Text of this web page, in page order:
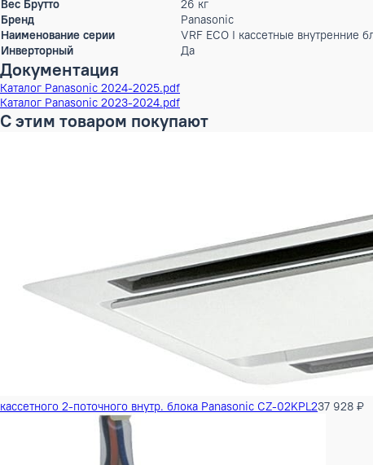
Тип хладагента
R410A
Высота
35 см
Ширина
84 см
Глубина
ШxГxВ
Вес
Высота в упаковке
Ширина в упаковке
109 см
VRF ECO I кассетные
Да
Документация
Каталог Panasonic 2024-2025.pdf
Каталог Panasonic 2023-2024.pdf
С этим товаром покупают